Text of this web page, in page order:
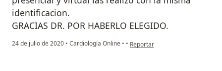
identificacion.
GRACIAS DR. POR HABERLO ELEGIDO.
24 de julio de 2020 • Cardiología Online • • en opinión del usuario Maria
Reportar